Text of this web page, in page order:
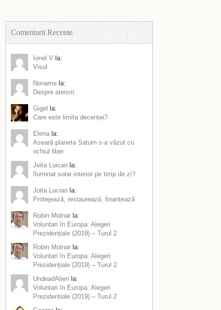
Comentarii Recente
Ionel V la:
Visul
Noname la:
Despre ateism
Gigel
la:
Care este limita decenței?
Elena la:
Aseară planeta Saturn s-a văzut cu
ochiul liber
Joita Luican la:
Iluminat solar interior pe timp de zi?
Joita Lucian la:
Protejează, restaurează, finanțează
Robin Molnar la:
Voluntari în Europa: Alegeri
Prezidențiale (2019) – Turul 2
Robin Molnar la:
Voluntari în Europa: Alegeri
Prezidențiale (2019) – Turul 2
UndeadAlien la:
Voluntari în Europa: Alegeri
Prezidențiale (2019) – Turul 2